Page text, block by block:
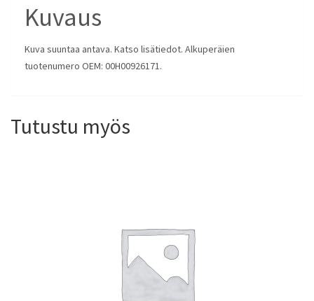
Kuvaus
Kuva suuntaa antava. Katso lisätiedot. Alkuperäien
tuotenumero OEM: 00H00926171.
Tutustu myös